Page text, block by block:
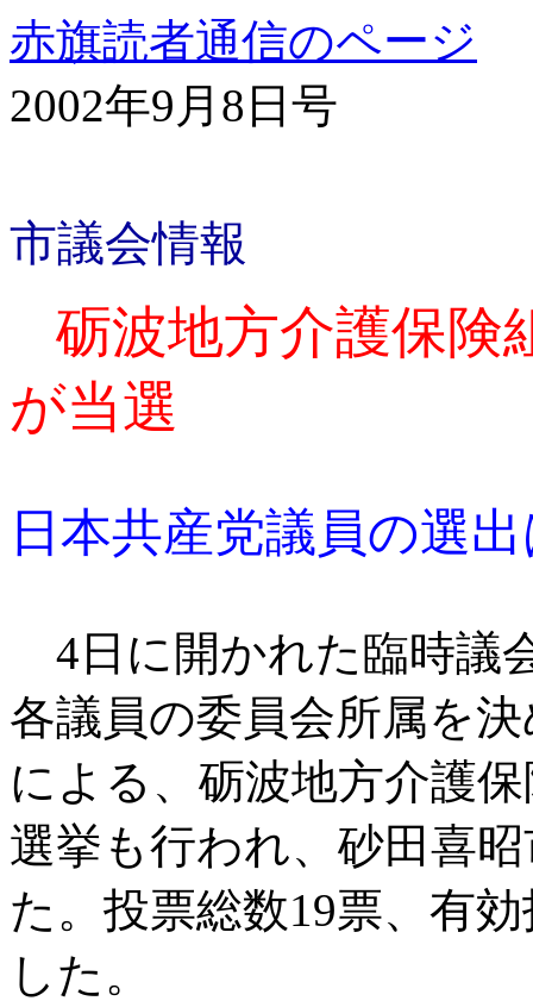
赤旗読者通信のページ
2002年9月8日号
市議会情報
砺波地方介護保険
が当選
日本共産党議員の選
4日に開かれた臨時議
各議員の委員会所属を
による、砺波地方介護
選挙も行われ、砂田喜
た。投票総数19票、有
した。